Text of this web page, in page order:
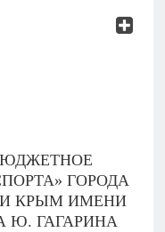
ГОРОДА
КРЫМ ИМЕНИ
Ю. ГАГАРИНА